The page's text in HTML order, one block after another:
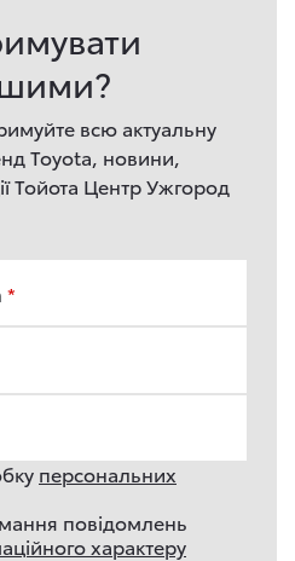
всю актуальну
Toyota, новини,
Тойота Центр Ужгород
персональних
повідомлень
характеру